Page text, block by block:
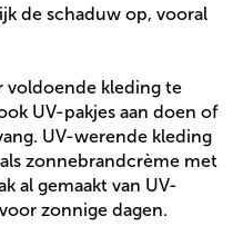
de schaduw op, vooral
voldoende kleding te
UV-pakjes aan doen of
UV-werende kleding
zonnebrandcrème met
al gemaakt van UV-
zonnige dagen.